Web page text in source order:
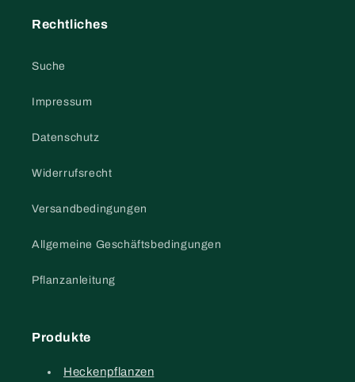
Rechtliches
Suche
Impressum
Datenschutz
Widerrufsrecht
Versandbedingungen
Allgemeine Geschäftsbedingungen
Pflanzanleitung
Produkte
Heckenpflanzen